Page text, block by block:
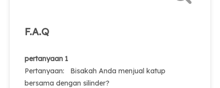
F.A.Q
pertanyaan 1
Pertanyaan: Bisakah Anda menjual katup
bersama dengan silinder?